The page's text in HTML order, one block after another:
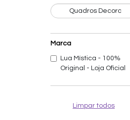
Marca
Lua Mística - 100%
Original - Loja Oficial
Limpar todos